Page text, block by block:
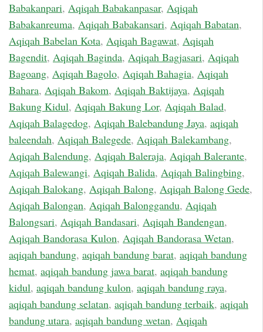
Babakanpari, Aqiqah Babakanpasar, Aqiqah
Babakanreuma, Aqiqah Babakansari, Aqiqah Babatan,
Aqiqah Babelan Kota, Aqiqah Bagawat, Aqiqah
Bagendit, Aqiqah Baginda, Aqiqah Bagjasari, Aqiqah
Bagoang, Aqiqah Bagolo, Aqiqah Bahagia, Aqiqah
Bahara, Aqiqah Bakom, Aqiqah Baktijaya, Aqiqah
Bakung Kidul, Aqiqah Bakung Lor, Aqiqah Balad,
Aqiqah Balagedog, Aqiqah Balebandung Jaya, aqiqah
baleendah, Aqiqah Balegede, Aqiqah Balekambang,
Aqiqah Balendung, Aqiqah Baleraja, Aqiqah Balerante,
Aqiqah Balewangi, Aqiqah Balida, Aqiqah Balingbing,
Aqiqah Balokang, Aqiqah Balong, Aqiqah Balong Gede,
Aqiqah Balongan, Aqiqah Balonggandu, Aqiqah
Balongsari, Aqiqah Bandasari, Aqiqah Bandengan,
Aqiqah Bandorasa Kulon, Aqiqah Bandorasa Wetan,
aqiqah bandung, aqiqah bandung barat, aqiqah bandung
hemat, aqiqah bandung jawa barat, aqiqah bandung
kidul, aqiqah bandung kulon, aqiqah bandung raya,
aqiqah bandung selatan, aqiqah bandung terbaik, aqiqah
bandung utara, aqiqah bandung wetan, Aqiqah